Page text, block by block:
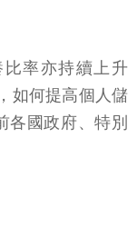
率亦持續上升
如何提高個人儲
各國政府、特別